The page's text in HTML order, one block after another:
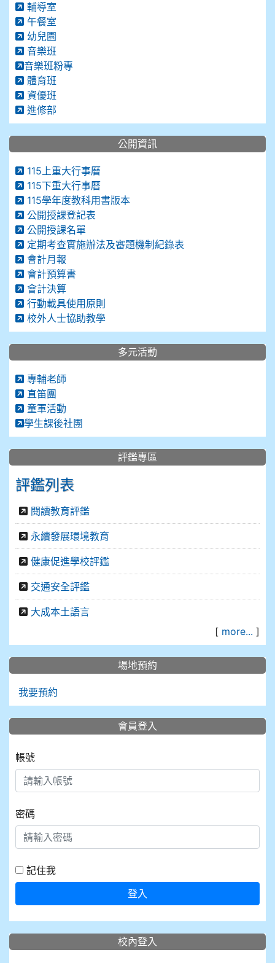
輔導室
午餐室
幼兒園
音樂班
音樂班粉專
體育班
資優班
進修部
公開資訊
115上重大行事曆
115下重大行事曆
115學年度教科用書版本
公開授課登記表
公開授課名單
定期考查實施辦法及審題機制紀錄表
會計月報
會計預算書
會計決算
行動載具使用原則
校外人士協助教學
多元活動
專輔老師
直笛團
童軍活動
學生課後社團
評鑑專區
評鑑列表
閱讀教育評鑑
永續發展環境教育
健康促進學校評鑑
交通安全評鑑
大成本土語言
[ more... ]
場地預約
我要預約
會員登入
帳號
密碼
記住我
登入
校內登入